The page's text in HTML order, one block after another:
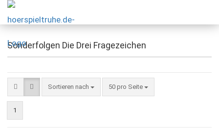
Sonderfolgen Die Drei Fragezeichen
Sortieren nach 50 pro Seite
1